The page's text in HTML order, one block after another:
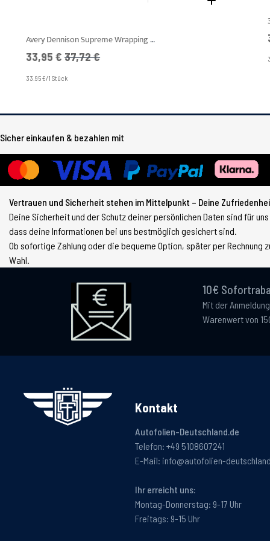
Avery Dennison Supreme Wrapping Film - SWF - Black Satin
Angebotspreis
33,95 € UVP
37,72 €
33.95 €/1 Stück
Sicher einkaufen & bezahlen mit
Vertrauen und Sicherheit stehen im Mittelpunkt – Deine
Deine Sicherheit und der Schutz deiner persönlichen Daten sind für
dass deine Informationen bei uns bestmöglich gesichert sind.
Ob sofortige Zahlung oder die bequeme Option, später per Rechnung
Wahl.
10€
Mit der
Warenwert von
Kontakt
Autofolien-Deutschland.de
Telefon: +49 5108607241
E-Mail: info@autofolien-
Ihr erreicht uns:
Montag-Donnerstag: 9-17 Uhr
Freitags: 9-15 Uhr